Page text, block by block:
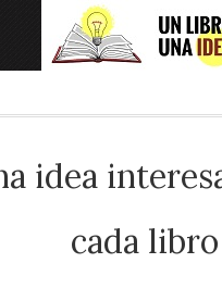
idea
cada libro